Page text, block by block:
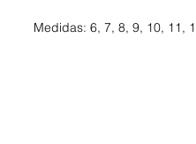
Medidas: 6, 7, 8, 9, 10, 11,